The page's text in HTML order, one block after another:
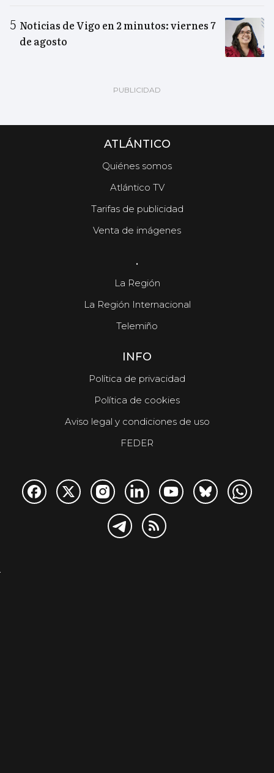
Noticias de Vigo en 2 minutos: viernes 7
de agosto
ATLÁNTICO
Quiénes somos
Atlántico TV
Tarifas de publicidad
Venta de imágenes
.
La Región
La Región Internacional
Telemiño
INFO
Política de privacidad
Política de cookies
Aviso legal y condiciones de uso
FEDER